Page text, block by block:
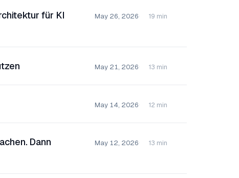
für KI
May 26, 2026 19 min
May 21, 2026 13 min
May 14, 2026 12 min
Dann
May 12, 2026 13 min